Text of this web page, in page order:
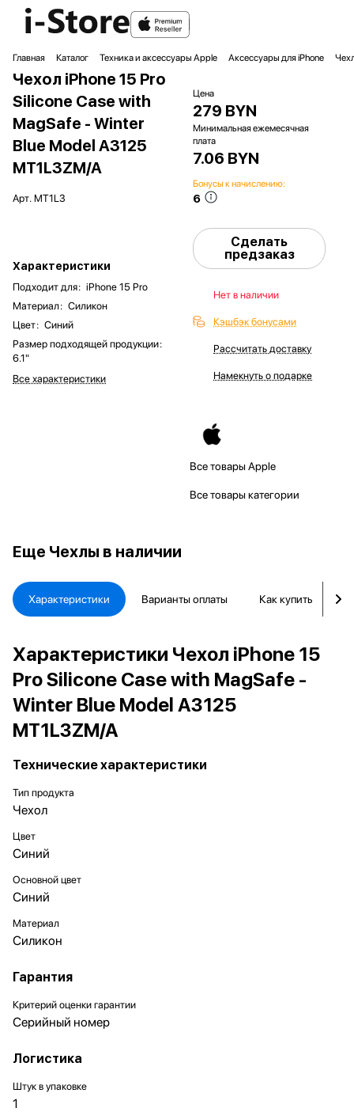
Главная Каталог Техника и аксессуары Apple Аксессуары для iPhone
Чехол iPhone 15 Pro
Silicone Case with
MagSafe - Winter
Blue Model A3125
MT1L3ZM/A
Арт. MT1L3
Характеристики
Подходит для: iPhone 15 Pro
Материал : Силикон
Цвет: Синий
Размер подходящей продукции:
6.1"
Все характеристики
Цена
279 BYN
Минимальная ежемесячная
плата
7.06 BYN
Бонусы к начислению:
6
Сделать
предзаказ
Нет в наличии
Кэшбэк бонусами
Рассчитать доставку
Намекнуть о подарке
Все товары Apple
Все товары категории
Еще Чехлы в наличии
Характеристики Варианты оплаты Как купить
Характеристики Чехол iPhone 15
Pro Silicone Case with MagSafe -
Winter Blue Model A3125
MT1L3ZM/A
Технические характеристики
Тип продукта
Чехол
Цвет
Синий
Основной цвет
Синий
Материал
Силикон
Гарантия
Критерий оценки гарантии
Серийный номер
Логистика
Штук в упаковке
1